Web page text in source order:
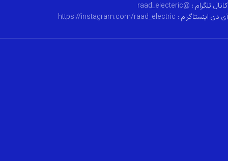
کانال تلگرام : @raad_electeric
آی دی اینستاگرام : https://instagram.com/raad_electric